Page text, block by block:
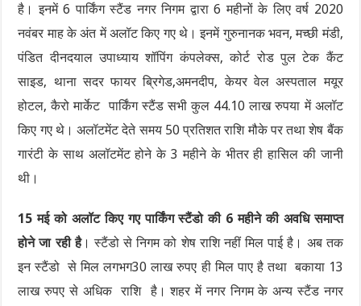
है। इनमें 6 पार्किंग स्टैंड नगर निगम द्वारा 6 महीनों के लिए वर्ष 2020
नवंबर माह के अंत में अलॉट किए गए थे। इनमें गुरुनानक भवन, मच्छी मंडी,
पंडित दीनदयाल उपाध्याय शॉपिंग कंपलेक्स, कोर्ट रोड पुल टेक कैंट
साइड, थाना सदर फायर ब्रिगेड,अमनदीप, केयर वेल अस्पताल मयूर
होटल, कैरो मार्केट पार्किंग स्टैंड सभी कुल 44.10 लाख रुपया में अलॉट
किए गए थे। अलॉटमेंट देते समय 50 प्रतिशत राशि मौके पर तथा शेष बैंक
गारंटी के साथ अलॉटमेंट होने के 3 महीने के भीतर ही हासिल की जानी
थी।
15 मई को अलॉट किए गए पार्किंग स्टैंडो की 6 महीने की अवधि समाप्त
होने जा रही है। स्टैंडो से निगम को शेष राशि नहीं मिल पाई है। अब तक
इन स्टैंडो से मिल लगभग30 लाख रुपए ही मिल पाए है तथा बकाया 13
लाख रुपए से अधिक राशि है। शहर में नगर निगम के अन्य स्टैंड नगर